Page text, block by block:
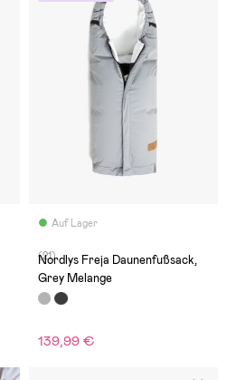
Auf Lager
(21)
Nordlys Freja Daunenfußsack,
Grey Melange
139,99 €